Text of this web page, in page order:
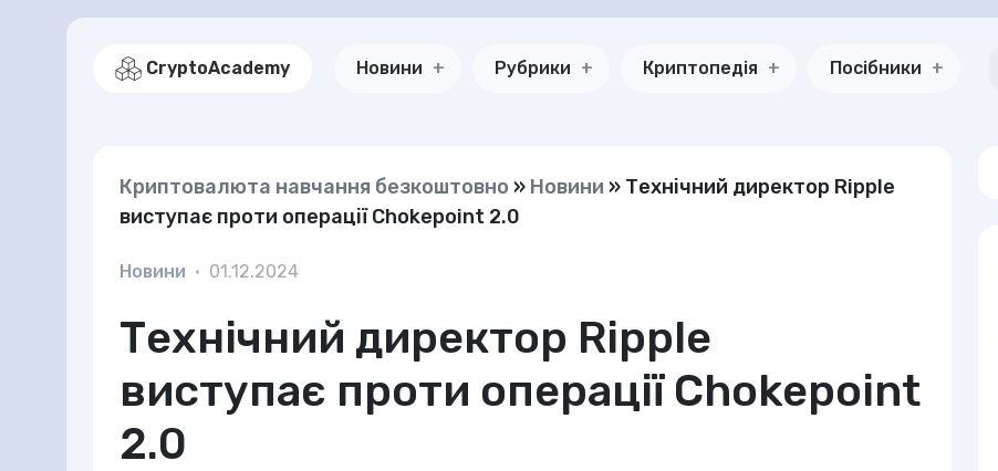
CryptoAcademy Новини Рубрики Криптопедія Посібники
Криптовалюта навчання безкоштовно » Новини » Технічний директор Ripple
виступає проти операції Chokepoint 2.0
Новини • 01.12.2024
Технічний директор Ripple
виступає проти операції Chokepoint
2.0